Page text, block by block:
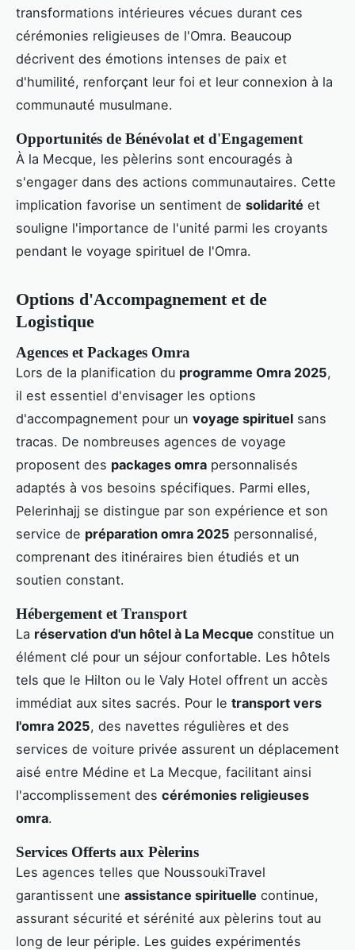
transformations intérieures vécues durant ces
cérémonies religieuses de l'Omra. Beaucoup
décrivent des émotions intenses de paix et
d'humilité, renforçant leur foi et leur connexion à la
communauté musulmane.
Opportunités de Bénévolat et d'Engagement
À la Mecque, les pèlerins sont encouragés à
s'engager dans des actions communautaires. Cette
implication favorise un sentiment de solidarité et
souligne l'importance de l'unité parmi les croyants
pendant le voyage spirituel de l'Omra.
Options d'Accompagnement et de
Logistique
Agences et Packages Omra
Lors de la planification du programme Omra 2025,
il est essentiel d'envisager les options
d'accompagnement pour un voyage spirituel sans
tracas. De nombreuses agences de voyage
proposent des packages omra personnalisés
adaptés à vos besoins spécifiques. Parmi elles,
Pelerinhajj se distingue par son expérience et son
service de préparation omra 2025 personnalisé,
comprenant des itinéraires bien étudiés et un
soutien constant.
Hébergement et Transport
La réservation d'un hôtel à La Mecque constitue un
élément clé pour un séjour confortable. Les hôtels
tels que le Hilton ou le Valy Hotel offrent un accès
immédiat aux sites sacrés. Pour le transport vers
l'omra 2025, des navettes régulières et des
services de voiture privée assurent un déplacement
aisé entre Médine et La Mecque, facilitant ainsi
l'accomplissement des cérémonies religieuses
omra.
Services Offerts aux Pèlerins
Les agences telles que NoussoukiTravel
garantissent une assistance spirituelle continue,
assurant sécurité et sérénité aux pèlerins tout au
long de leur périple. Les guides expérimentés